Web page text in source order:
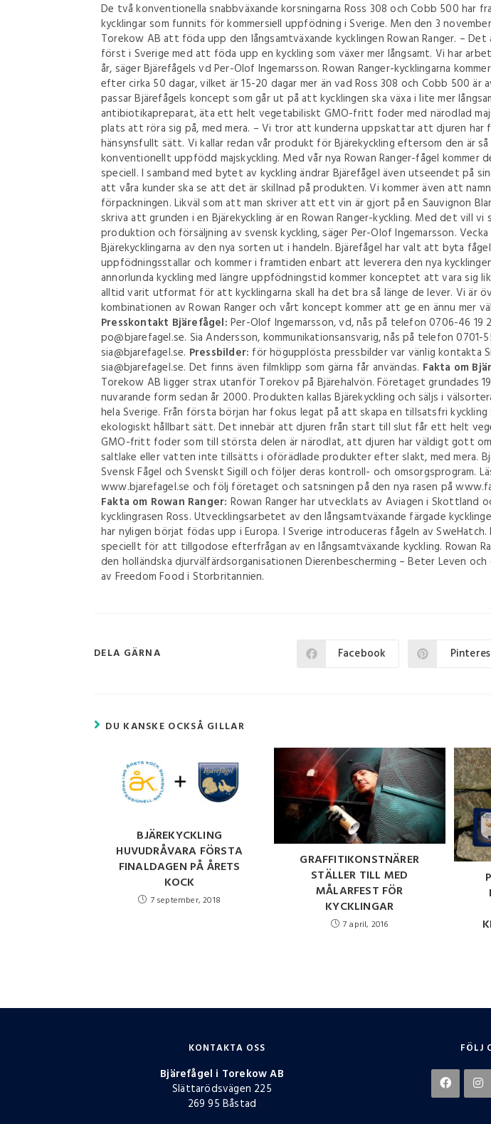
De två konventionella snabbväxande korsningarna Ross 308 och Cobb 500 har
kycklingar som funnits för kommersiell uppfödning i Sverige. Men den 3
Torekow AB att föda upp den långsamtväxande kycklingen Rowan Ranger. –
först i Sverige med att föda upp en kyckling som växer mer långsamt. Vi har
år, säger Bjärefågels vd Per-Olof Ingemarsson. Rowan Ranger-kycklingarna
efter cirka 50 dagar, vilket är 15-20 dagar mer än vad Ross 308 och Cobb 500 är
passar Bjärefågels koncept som går ut på att kycklingen ska växa i lite mer
antibiotikapreparat, äta ett helt vegetabiliskt GMO-fritt foder med närodlad
plats att röra sig på, med mera. – Vi tror att kunderna uppskattar att djuren
hänsynsfullt sätt. Vi kallar redan vår produkt för Bjärekyckling eftersom den är så
konventionellt uppfödd majskyckling. Med vår nya Rowan Ranger-fågel kommer
speciell. I samband med bytet av kyckling ändrar Bjärefågel även utseendet på
att våra kunder ska se att det är skillnad på produkten. Vi kommer även att
förpackningen. Likväl som att man skriver att ett vin är gjort på en Sauvignon
skriva att grunden i en Bjärekyckling är en Rowan Ranger-kyckling. Med det vill
produktion och försäljning av svensk kyckling, säger Per-Olof Ingemarsson.
Bjärekycklingarna av den nya sorten ut i handeln. Bjärefågel har valt att byta fågel
uppfödningsstallar och kommer i framtiden enbart att leverera den nya
annorlunda kyckling med längre uppfödningstid kommer konceptet att vara sig
alltid varit utformat för att kycklingarna skall ha det bra så länge de lever. Vi är
kombinationen av Rowan Ranger och vårt koncept kommer att ge en ännu mer
Presskontakt Bjärefågel: Per-Olof Ingemarsson, vd, nås på telefon 0706-46
po@bjarefagel.se. Sia Andersson, kommunikationsansvarig, nås på telefon
sia@bjarefagel.se. Pressbilder: för högupplösta pressbilder var vänlig kontakta
sia@bjarefagel.se. Det finns även filmklipp som gärna får användas. Fakta om
Torekow AB ligger strax utanför Torekov på Bjärehalvön. Företaget grundades
nuvarande form sedan år 2000. Produkten kallas Bjärekyckling och säljs i
hela Sverige. Från första början har fokus legat på att skapa en tillsatsfri
ekologiskt hållbart sätt. Det innebär att djuren från start till slut får ett helt
GMO-fritt foder som till största delen är närodlat, att djuren har väldigt gott
saltlake eller vatten inte tillsätts i oförädlade produkter efter slakt, med mera.
Svensk Fågel och Svenskt Sigill och följer deras kontroll- och omsorgsprogram.
www.bjarefagel.se och följ företaget och satsningen på den nya rasen på
Fakta om Rowan Ranger: Rowan Ranger har utvecklats av Aviagen i Skottland
kycklingrasen Ross. Utvecklingsarbetet av den långsamtväxande färgade
har nyligen börjat födas upp i Europa. I Sverige introduceras fågeln av SweHatch.
speciellt för att tillgodose efterfrågan av en långsamtväxande kyckling. Rowan
den holländska djurvälfärdsorganisationen Dierenbescherming – Beter Leven
av Freedom Food i Storbritannien.
DELA GÄRNA Facebook
DU KANSKE OCKSÅ GILLAR
BJÄREKYCKLING
HUVUDRÅVARA FÖRSTA
FINALDAGEN PÅ ÅRETS
KOCK
7 september, 2018
GRAFFITIKONSTNÄRER
STÄLLER TILL MED
MÅLARFEST FÖR
KYCKLINGAR
7 april, 2016
KONTAKTA OSS
Bjärefågel i Torekow AB
Slättarödsvägen 225
269 95 Båstad
FÖLJ